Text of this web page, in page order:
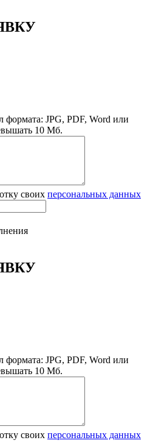
JPG, PDF, Word или
10 Мб.
своих персональных данных
JPG, PDF, Word или
10 Мб.
своих персональных данных